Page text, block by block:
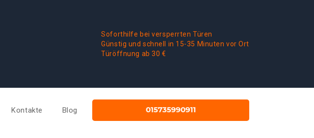
Soforthilfe bei versperrten Türen
Günstig und schnell in 15-35 Minuten vor Ort
Türöffnung ab 30 €
Kontakte Blog